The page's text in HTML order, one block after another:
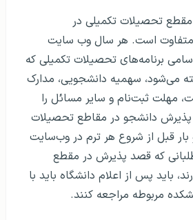
تحصیلات تکمیلی در
متفاوت است. هر سال وب سایت
برنامه‌های تحصیلات تکمیلی که
می‌شود، سهمیه دانشجویی، مدارک
مهلت ثبت‌نام و سایر مسائل را
پذیرش دانشجو در مقاطع تحصیلات
قبل از شروع هر ترم در وب‌سایت
که قصد پذیرش در مقطع
باید پس از اعلام دانشگاه باید با
مربوطه مراجعه کنند.